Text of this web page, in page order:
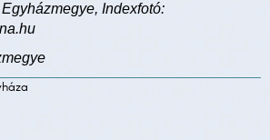
Indexfotó: